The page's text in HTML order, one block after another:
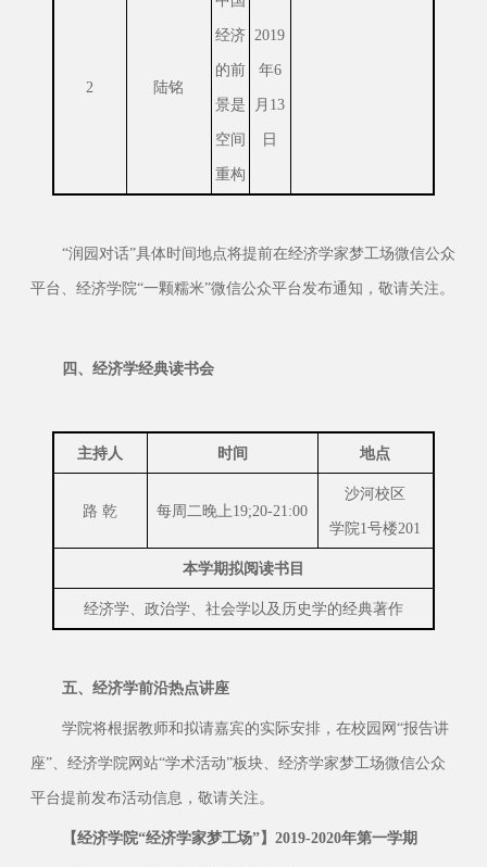
2 陆铭
经济
的前
景是
空间
重构
2019
年6
月13
日
“润园对话”具体时间地点将提前在经济学家梦工场微信公众
平台、经济学院“一颗糯米”微信公众平台发布通知，敬请关注。
四、经济学经典读书会
主持人 时间 地点
路 乾 每周二晚上19;20-21:00
沙河校区
学院1号楼201
本学期拟阅读书目
经济学、政治学、社会学以及历史学的经典著作
五、经济学前沿热点讲座
学院将根据教师和拟请嘉宾的实际安排，在校园网“报告讲
座”、经济学院网站“学术活动”板块、经济学家梦工场微信公众
平台提前发布活动信息，敬请关注。
【经济学院“经济学家梦工场”】 2019-2020年第一学期